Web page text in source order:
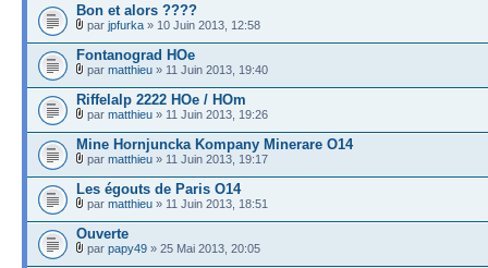
Bon et alors ????
par jpfurka » 10 Juin 2013, 12:58
Fontanograd HOe
par matthieu » 11 Juin 2013, 19:40
Riffelalp 2222 HOe / HOm
par matthieu » 11 Juin 2013, 19:26
Mine Hornjuncka Kompany Minerare O14
par matthieu » 11 Juin 2013, 19:17
Les égouts de Paris O14
par matthieu » 11 Juin 2013, 18:51
Ouverte
par papy49 » 25 Mai 2013, 20:05